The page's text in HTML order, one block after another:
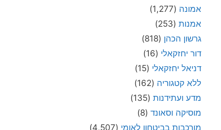
אמונה (1,277)
אמנות (253)
גרשון הכהן (818)
דור יחזקאלי (16)
דניאל יחזקאלי (15)
ללא קטגוריה (162)
מדע ועתידנות (135)
מוסיקה וסאונד (8)
מורכבות בביטחון לאומי (4,507)